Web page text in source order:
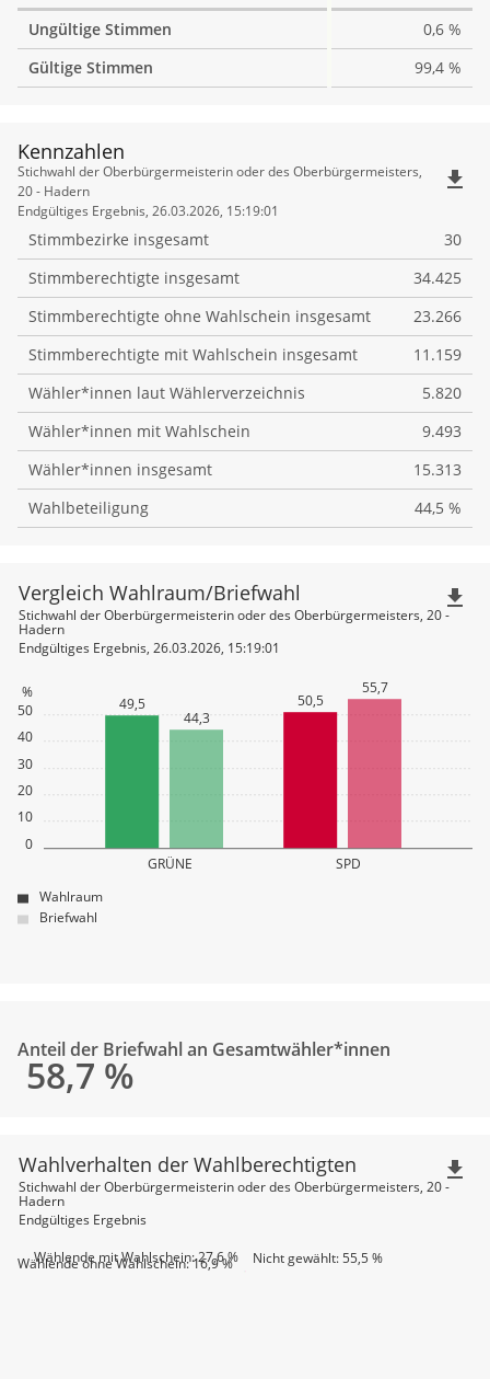
Ungültige Stimmen
0,6 %
Gültige Stimmen
99,4 %
Kennzahlen
Kennzahlen
Stichwahl der Oberbürgermeisterin oder des Oberbürgermeisters,
20 - Hadern
Endgültiges Ergebnis, 26.03.2026, 15:19:01
file_download
Stimmbezirke insgesamt
30
Stimmberechtigte insgesamt
34.425
Stimmberechtigte ohne Wahlschein insgesamt
23.266
Stimmberechtigte mit Wahlschein insgesamt
11.159
Wähler*innen laut Wählerverzeichnis
5.820
Wähler*innen mit Wahlschein
9.493
Wähler*innen insgesamt
15.313
Wahlbeteiligung
44,5 %
0
10
20
30
40
50
%
GRÜNE SPD
44,3
55,7
49,5
50,5
Vergleich Wahlraum/Briefwahl
Stichwahl der Oberbürgermeisterin oder des Oberbürgermeisters, 20 -
Hadern
Endgültiges Ergebnis, 26.03.2026, 15:19:01
Wahlraum
Briefwahl
file_download
Anteil der Briefwahl an Gesamtwähler*innen
58,7 %
Wählende ohne Wahlschein: 16,9 %
Wählende mit Wahlschein: 27,6 % Nicht gewählt: 55,5 %
Wahlverhalten der Wahlberechtigten
Stichwahl der Oberbürgermeisterin oder des Oberbürgermeisters, 20 -
Hadern
Endgültiges Ergebnis
file_download